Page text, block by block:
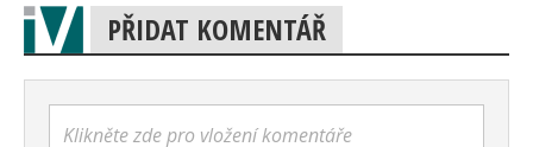
PŘIDAT KOMENTÁŘ
Klikněte zde pro vložení komentáře